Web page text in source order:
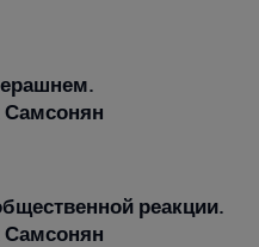
реакции.